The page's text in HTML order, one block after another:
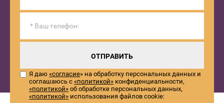
ОТПРАВИТЬ
Я даю «согласие» на обработку персональных данных и
соглашаюсь с «политикой» конфиденциальности,
«политикой» об обработке персональных данных,
«политикой» использования файлов cookie: